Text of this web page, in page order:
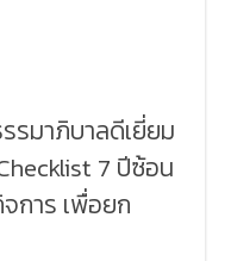
รมาภิบาลดีเยี่ยม
7 ปีซ้อน
การ เพื่อยก